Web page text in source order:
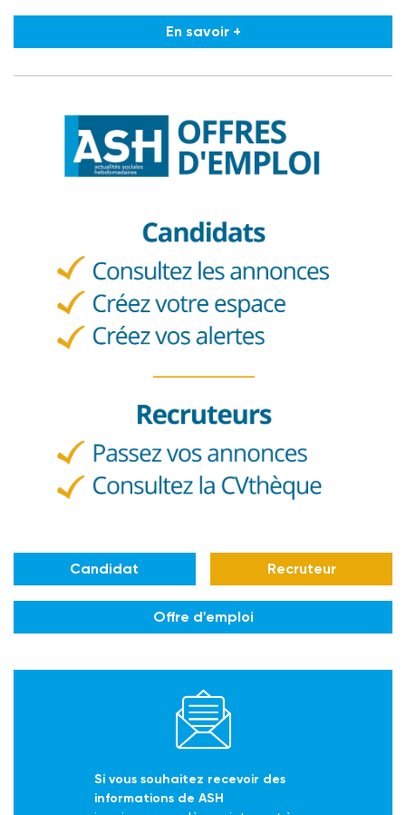
En savoir +
Candidat Recruteur
Offre d'emploi
Si vous souhaitez recevoir des
informations de ASH